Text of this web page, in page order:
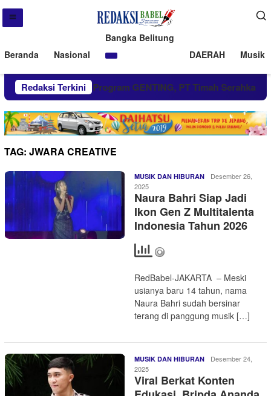
Beranda Nasional
Bangka Belitung
DAERAH
Musik
Redaksi Terkini
Dukung Program GENTING, PT Timah Serahkan
TAG: JWARA CREATIVE
MUSIK DAN HIBURAN
Desember 26,
2025
Naura Bahri Siap Jadi
Ikon Gen Z Multitalenta
Indonesia Tahun 2026
RedBabel-JAKARTA – Meski
usianya baru 14 tahun, nama
Naura Bahri sudah bersinar
terang di panggung musik […]
MUSIK DAN HIBURAN
Desember 24,
2025
Viral Berkat Konten